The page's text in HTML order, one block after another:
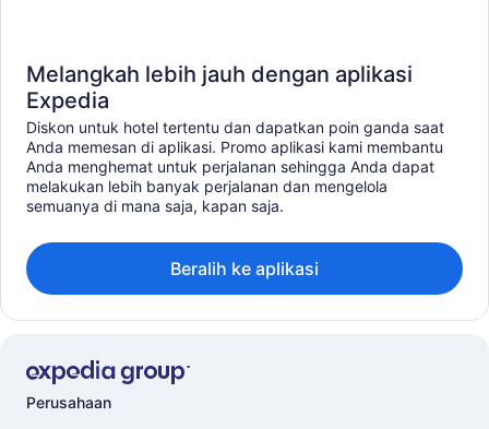
Melangkah lebih jauh dengan aplikasi
Expedia
Diskon untuk hotel tertentu dan dapatkan poin ganda saat
Anda memesan di aplikasi. Promo aplikasi kami membantu
Anda menghemat untuk perjalanan sehingga Anda dapat
melakukan lebih banyak perjalanan dan mengelola
semuanya di mana saja, kapan saja.
Beralih ke aplikasi
Perusahaan